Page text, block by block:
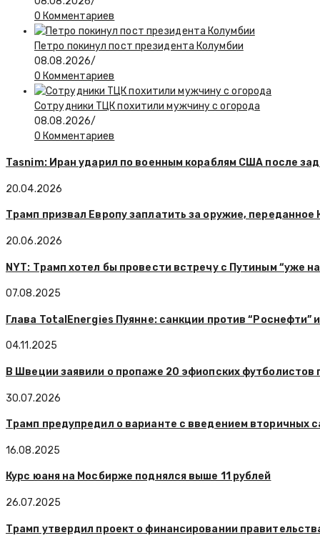
0 Комментариев
Петро покинул пост президента Колумбии
08.08.2026/
0 Комментариев
Сотрудники ТЦК похитили мужчину с огорода
08.08.2026/
0 Комментариев
Tasnim: Иран ударил по военным кораблям США после
20.04.2026
Трамп призвал Европу заплатить за оружие, переданное
20.06.2026
NYT: Трамп хотел бы провести встречу с Путиным “уже
07.08.2025
Глава TotalEnergies Пуянне: санкции против “Роснефти”
04.11.2025
В Швеции заявили о пропаже 20 эфиопских футболистов
30.07.2026
Трамп предупредил о варианте с введением вторичных
16.08.2025
Курс юаня на Мосбирже поднялся выше 11 рублей
26.07.2025
Трамп утвердил проект о финансировании